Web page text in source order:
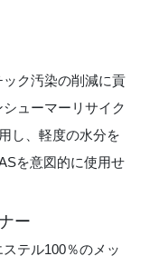
ク汚染の削減に貢
ューマーリサイク
し、軽度の水分を
を意図的に使用せ
ー
テル100％のメッ